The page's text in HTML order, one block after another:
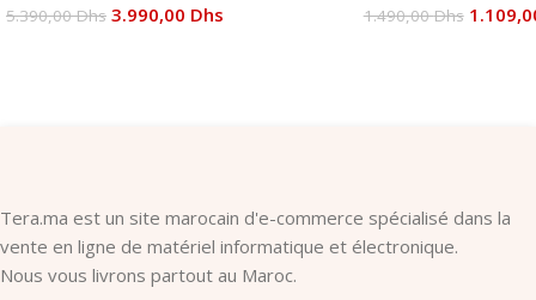
5.390,00Dhs 3.990,00 Dhs 1.490,00Dhs
Tera.ma est un site marocain d'e-commerce spécialisé dans la
vente en ligne de matériel informatique et électronique.
Nous vous livrons partout au Maroc.